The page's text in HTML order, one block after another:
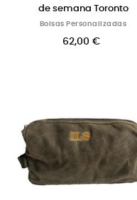
de semana Toronto
Bolsas Personalizadas
62,00 €